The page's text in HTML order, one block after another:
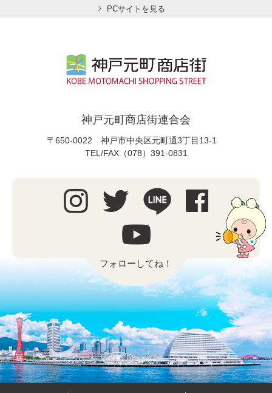
PCサイトを見る
神戸元町商店街連合会
〒650-0022 神戸市中央区元町通3丁目13-1
TEL/FAX（078）391-0831
フォローしてね！